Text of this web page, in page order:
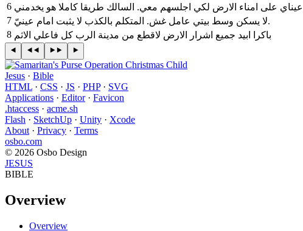
6
7
‎لا يسكن وسط بيتي عامل غش. المتكلم بالكذب لا يثبت امام عينيّ.
8 باكرا ابيد جميع اشرار الارض لاقطع من مدينة الرب كل فاعلي الاثم
Jesus · Bible
HTML · CSS · JS · PHP· SVG
Applications · Editor· Favicon
.htaccess · acme.sh
Flash · SketchUp · Unity · Xcode
About · Privacy · Terms
osbo.com
© 2026 Osbo Design
JESUS
BIBLE
Overview
Overview